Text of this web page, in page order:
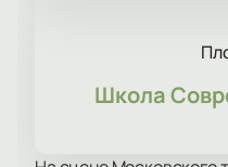
Школа